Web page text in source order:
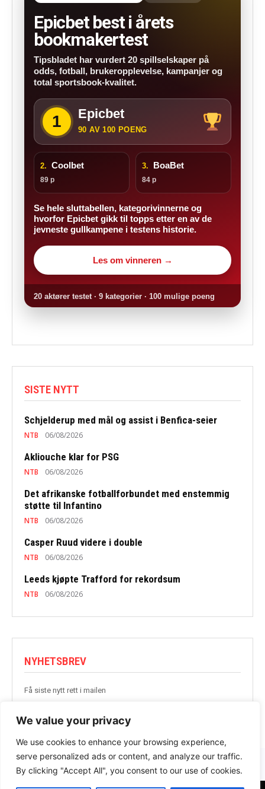
We value your privacy
We use cookies to enhance your browsing experience,
serve personalized ads or content, and analyze our traffic.
By clicking "Accept All", you consent to our use of cookies.
Epicbet best i årets
bookmakertest
Tipsbladet har vurdert 20 spillselskaper på
odds, fotball, brukeropplevelse, kampanjer og
total sportsbook-kvalitet.
1 Epicbet
90 AV 100 POENG
2. Coolbet
89 p
3. BoaBet
84 p
Se hele sluttabellen, kategorivinnerne og
hvorfor Epicbet gikk til topps etter en av de
jevneste gullkampene i testens historie.
Les om vinneren →
20 aktører testet · 9 kategorier · 100 mulige poeng
SISTE NYTT
Schjelderup med mål og assist i Benfica-seier
NTB 06/08/2026
Akliouche klar for PSG
NTB 06/08/2026
Det afrikanske fotballforbundet med enstemmig
støtte til Infantino
NTB 06/08/2026
Casper Ruud videre i double
NTB 06/08/2026
Leeds kjøpte Trafford for rekordsum
NTB 06/08/2026
NYHETSBREV
Få siste nytt rett i mailen